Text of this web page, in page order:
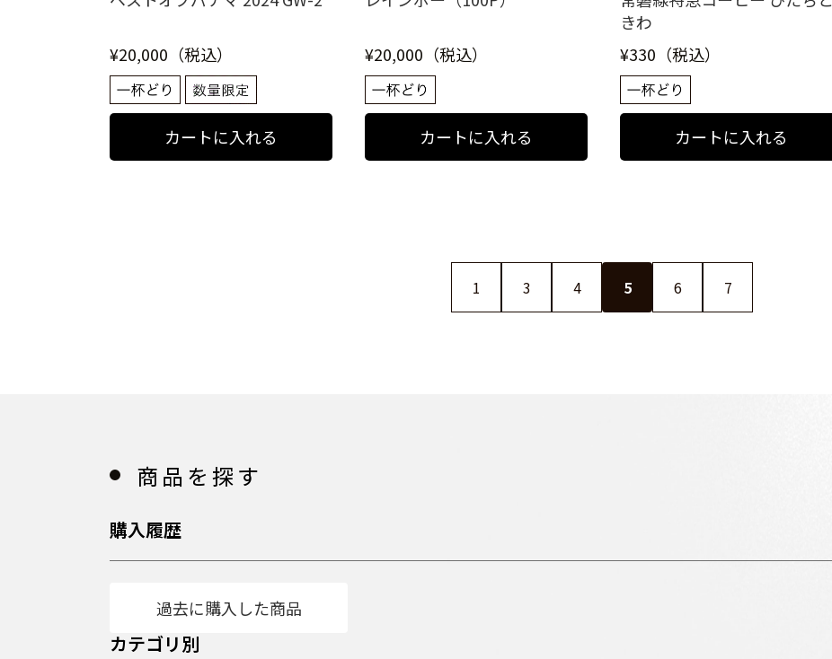
¥20,000（税込） ¥20,000（税込）
きわ
¥330（税込）
1 3 4 5 6 7
商品を探す
購入履歴
過去に購入した商品
カテゴリ別